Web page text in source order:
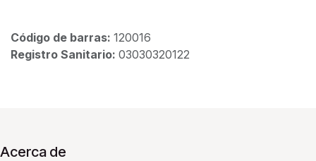
Código de barras: 120016
Registro Sanitario: 03030320122
Acerca de